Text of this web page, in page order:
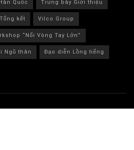
Quốc
Trưng bày Giới thiệu
Tổng kết
Vilco Group
“Nối Vòng Tay Lớn”
Ngũ thân
Đạo diễn Lồng tiếng